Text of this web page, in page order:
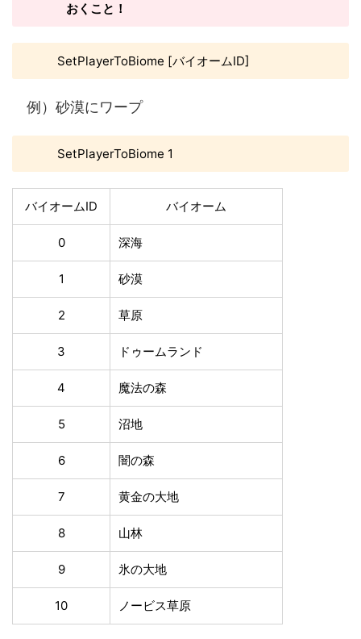
おくこと！
SetPlayerToBiome [バイオームID]
例）砂漠にワープ
SetPlayerToBiome 1
バイオームID バイオーム
0 深海
1 砂漠
2 草原
3 ドゥームランド
4 魔法の森
5 沼地
6 闇の森
7 黄金の大地
8 山林
9 氷の大地
10 ノービス草原